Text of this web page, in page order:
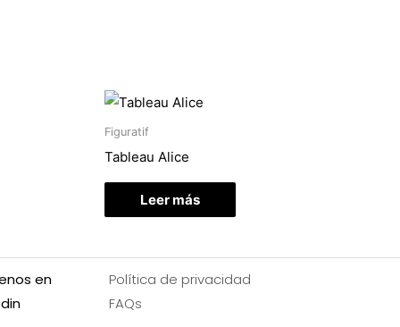
Figuratif
Tableau Alice
Leer más
en
Política de privacidad
FAQs